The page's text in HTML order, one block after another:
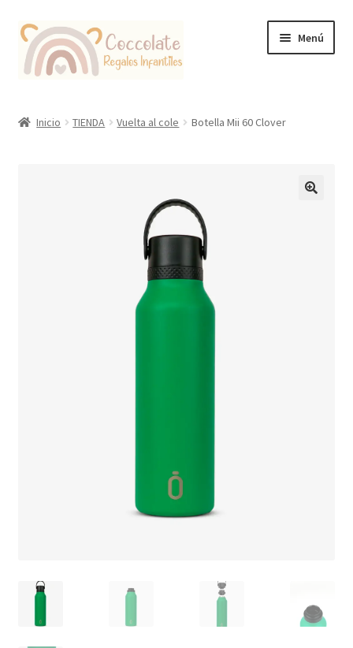
Ir
la
Ir
contenido
Menú
Inicio TIENDA Vuelta al cole Botella Mii 60 Clover